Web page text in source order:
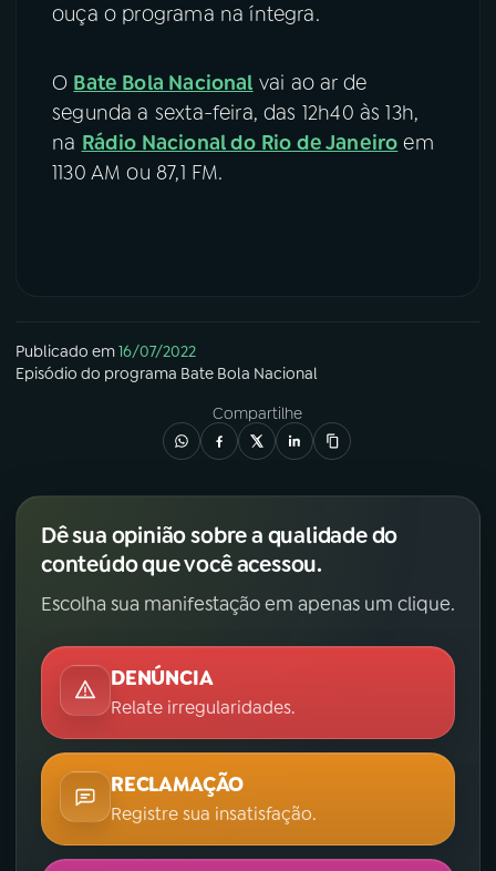
ouça o programa na íntegra.
O Bate Bola Nacional vai ao ar de
segunda a sexta-feira, das 12h40 às 13h,
na Rádio Nacional do Rio de Janeiro em
1130 AM ou 87,1 FM.
Publicado em16/07/2022
Episódio do programa Bate Bola Nacional
Compartilhe
Dê sua opinião sobre a qualidade do
conteúdo que você acessou.
Escolha sua manifestação em apenas um clique.
DENÚNCIA
Relate irregularidades.
RECLAMAÇÃO
Registre sua insatisfação.